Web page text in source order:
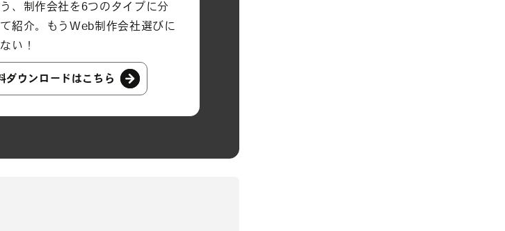
、制作会社を6つのタイプに分
紹介。もうWeb制作会社選びに
い！
ダウンロードはこちら